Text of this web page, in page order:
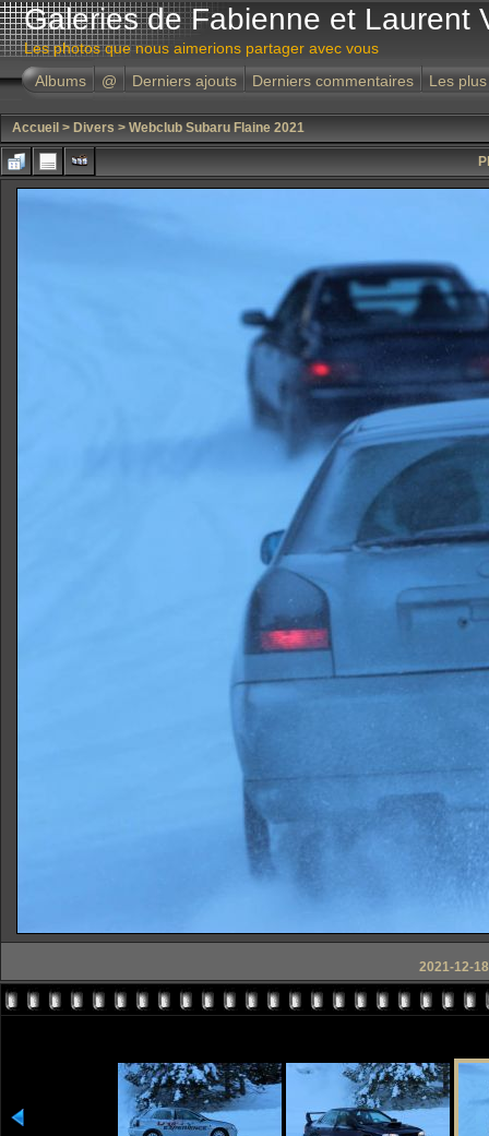
Galeries de Fabienne et Laurent
Les photos que nous aimerions partager avec vous
Albums
@ Derniers ajouts Derniers commentaires Les
Accueil > Divers > Webclub Subaru Flaine 2021
2021-12-